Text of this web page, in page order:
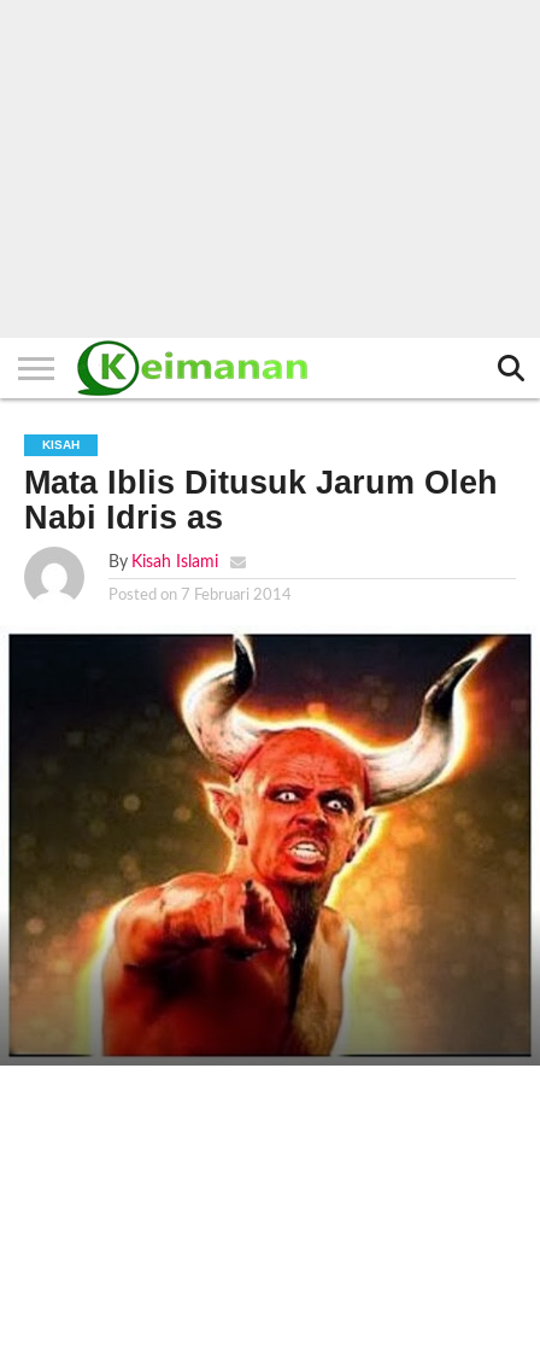
KISAH
Mata Iblis Ditusuk Jarum Oleh
Nabi Idris as
By Kisah Islami
Posted on 7 Februari 2014